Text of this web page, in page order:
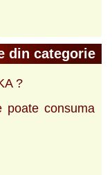
din categorie
?
poate consuma